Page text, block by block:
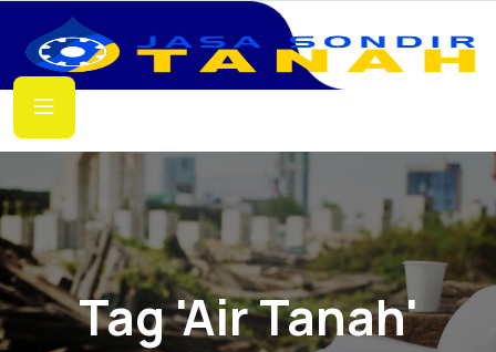
Tag 'air Tanah'